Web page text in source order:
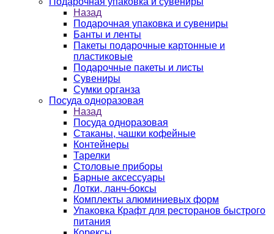
Назад
Подарочная упаковка и сувениры
Банты и ленты
Пакеты подарочные картонные и
пластиковые
Подарочные пакеты и листы
Сувениры
Сумки органза
Посуда одноразовая
Назад
Посуда одноразовая
Стаканы, чашки кофейные
Контейнеры
Тарелки
Столовые приборы
Барные аксессуары
Лотки, ланч-боксы
Комплекты алюминиевых форм
Упаковка Крафт для ресторанов быстрого
питания